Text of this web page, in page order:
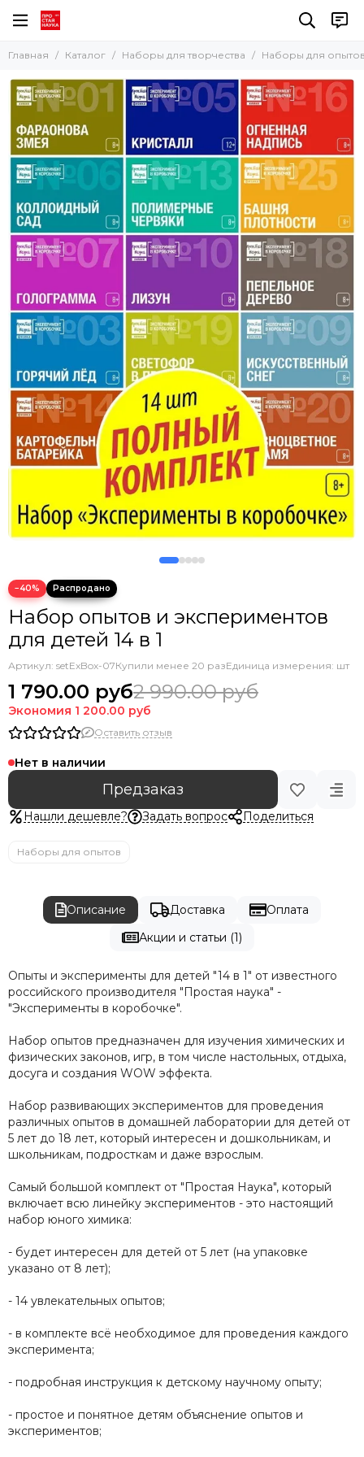
Наборы для творчества
Наборы для мыловарения
Наборы для опытов
Наборы для рисования в технике Эбру
Наборы для картин из эпоксидной смолы
Главная Каталог Наборы для творчества Наборы для
−40%
Набор опытов и экспериментов
для детей 14 в 1
Артикул: setExBox-07Купили менее 20 разЕдиница измерения: шт
1 790.00 руб2 990.00 руб
Экономия 1 200.00 руб
Оставить отзыв
Нет в наличии
Предзаказ
Нашли дешевле? Задать вопрос Поделиться
Наборы для опытов
Описание Доставка
Оплата
Акции и статьи (1)
Опыты и эксперименты для детей "14 в 1" от известного
российского производителя "Простая наука" -
"Эксперименты в коробочке".
Набор опытов предназначен для изучения химических и
физических законов, игр, в том числе настольных, отдыха,
досуга и создания WOW эффекта.
Набор развивающих экспериментов для проведения
различных опытов в домашней лаборатории для детей от
5 лет до 18 лет, который интересен и дошкольникам, и
школьникам, подросткам и даже взрослым.
Самый большой комплект от "Простая Наука", который
включает всю линейку экспериментов - это настоящий
набор юного химика:
- будет интересен для детей от 5 лет (на упаковке
указано от 8 лет);
- 14 увлекательных опытов;
- в комплекте всё необходимое для проведения каждого
эксперимента;
- подробная инструкция к детскому научному опыту;
- простое и понятное детям объяснение опытов и
экспериментов;